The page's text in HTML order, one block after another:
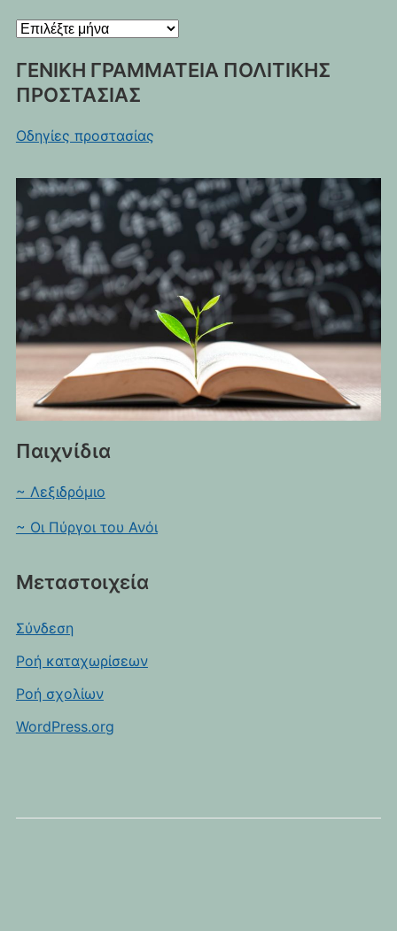
Ιστορικό
ΓΕΝΙΚΗ ΓΡΑΜΜΑΤΕΙΑ ΠΟΛΙΤΙΚΗΣ
ΠΡΟΣΤΑΣΙΑΣ
Οδηγίες προστασίας
Παιχνίδια
~ Λεξιδρόμιο
~ Οι Πύργοι του Ανόι
Μεταστοιχεία
Σύνδεση
Ροή καταχωρίσεων
Ροή σχολίων
WordPress.org